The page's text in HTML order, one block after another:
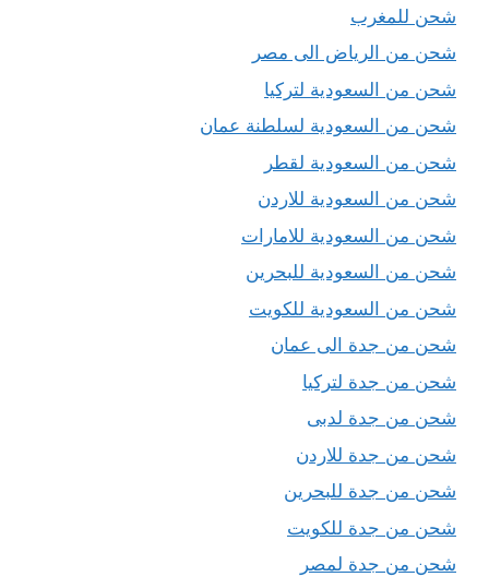
شحن للمغرب
شحن من الرياض الى مصر
شحن من السعودية لتركيا
شحن من السعودية لسلطنة عمان
شحن من السعودية لقطر
شحن من السعودية للاردن
شحن من السعودية للامارات
شحن من السعودية للبحرين
شحن من السعودية للكويت
شحن من جدة الى عمان
شحن من جدة لتركيا
شحن من جدة لدبى
شحن من جدة للاردن
شحن من جدة للبحرين
شحن من جدة للكويت
شحن من جدة لمصر